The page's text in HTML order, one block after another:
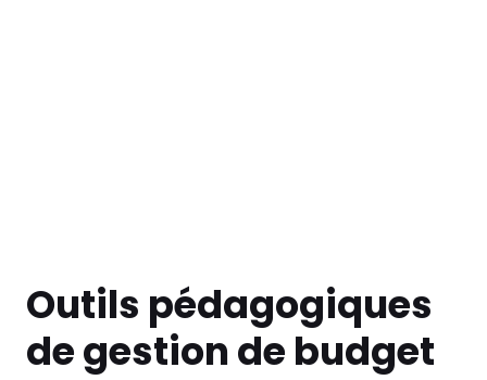
Outils pédagogiques
de gestion de budget